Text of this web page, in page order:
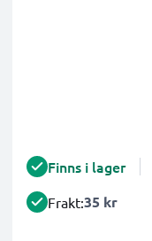
Finns i lager
Frakt:35 kr